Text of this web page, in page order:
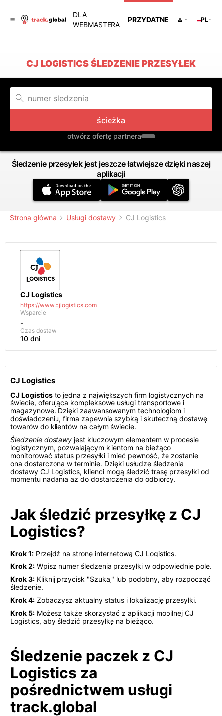
DLA
WEBMASTERA
PRZYDATNE PL
CJ LOGISTICS ŚLEDZENIE PRZESYŁEK
ścieżka
otwórz ofertę partnera
Śledzenie przesyłek jest jeszcze łatwiejsze dzięki naszej
aplikacji
Strona główna Usługi dostawy CJ Logistics
CJ Logistics
https://www.cjlogistics.com
Wsparcie
-
Czas dostaw
10 dni
CJ Logistics
CJ Logistics to jedna z największych firm logistycznych na
świecie, oferująca kompleksowe usługi transportowe i
magazynowe. Dzięki zaawansowanym technologiom i
doświadczeniu, firma zapewnia szybką i skuteczną dostawę
towarów do klientów na całym świecie.
Śledzenie dostawy jest kluczowym elementem w procesie
logistycznym, pozwalającym klientom na bieżąco
monitorować status przesyłki i mieć pewność, że zostanie
ona dostarczona w terminie. Dzięki usłudze śledzenia
dostawy CJ Logistics, klienci mogą śledzić trasę przesyłki od
momentu nadania aż do dostarczenia do odbiorcy.
Jak śledzić przesyłkę z CJ
Logistics?
Krok 1: Przejdź na stronę internetową CJ Logistics.
Krok 2: Wpisz numer śledzenia przesyłki w odpowiednie pole.
Krok 3: Kliknij przycisk "Szukaj" lub podobny, aby rozpocząć
śledzenie.
Krok 4: Zobaczysz aktualny status i lokalizację przesyłki.
Krok 5: Możesz także skorzystać z aplikacji mobilnej CJ
Logistics, aby śledzić przesyłkę na bieżąco.
Śledzenie paczek z CJ
Logistics za
pośrednictwem usługi
track.global